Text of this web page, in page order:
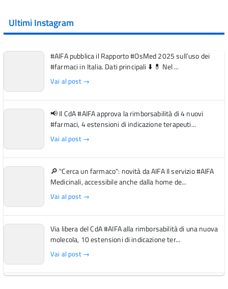
Ultimi Instagram
#AIFA pubblica il Rapporto #OsMed 2025 sull’uso dei
#farmaci in Italia. Dati principali ⬇️ 💊 Nel ...
Vai al post →
📢 Il CdA #AIFA approva la rimborsabilità di 4 nuovi
#farmaci, 4 estensioni di indicazione terapeuti...
Vai al post →
🔎 "Cerca un farmaco": novità da AIFA Il servizio #AIFA
Medicinali, accessibile anche dalla home de...
Vai al post →
Via libera del CdA #AIFA alla rimborsabilità di una nuova
molecola, 10 estensioni di indicazione ter...
Vai al post →